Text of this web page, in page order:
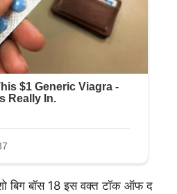
बिग बॉस 18 इस वक्त टॉक ऑफ द